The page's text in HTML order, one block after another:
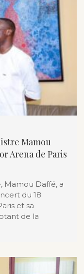
Mamou
Arena de Paris
Mamou Daffé, a
du 18
et sa
de la